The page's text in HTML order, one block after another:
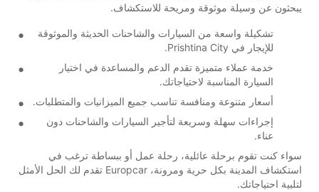
يبحثون عن وسيلة موثوقة ومريحة للاستكشاف.
تشكيلة واسعة من السيارات والشاحنات الحديثة والموثوقة
للإيجار في Prishtina City.
خدمة عملاء متميزة تقدم الدعم والمساعدة في اختيار
السيارة المناسبة لاحتياجاتك.
أسعار متنوعة ومنافسة تناسب جميع الميزانيات والمتطلبات.
إجراءات سهلة وسريعة لتأجير السيارات والشاحنات دون
عناء.
سواء كنت تقوم برحلة عائلية، رحلة عمل أو ببساطة ترغب في
استكشاف المدينة بكل حرية ومرونة، Europcar تقدم لك الحل الأمثل
لتلبية احتياجاتك.